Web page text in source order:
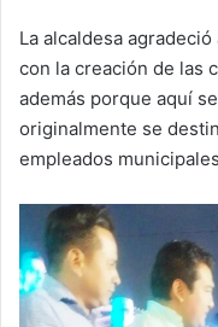
La alcaldesa
con la creación de las
además porque aquí
originalmente se
empleados